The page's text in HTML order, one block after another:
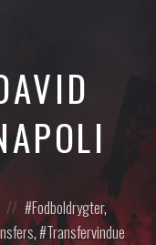
in:Fodboldrygter,
, Transfervindue